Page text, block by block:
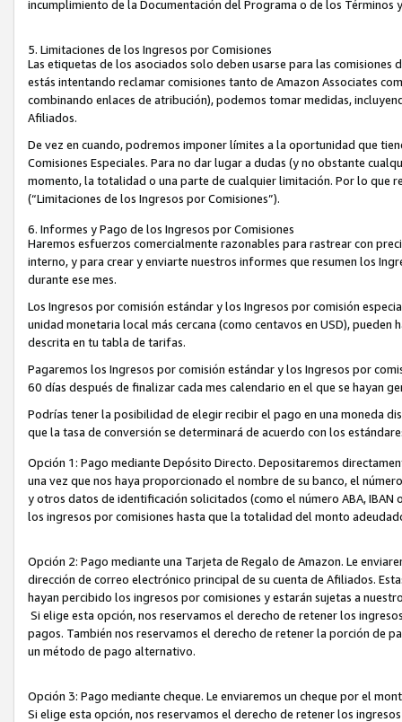
incumplimiento de la Documentación del Programa o de los Términos
5. Limitaciones de los Ingresos por Comisiones
Las etiquetas de los asociados solo deben usarse para las
estás intentando reclamar comisiones tanto de Amazon Associates
combinando enlaces de atribución), podemos tomar medidas,
Afiliados.
De vez en cuando, podremos imponer límites a la oportunidad que
Comisiones Especiales. Para no dar lugar a dudas (y no obstante
momento, la totalidad o una parte de cualquier limitación. Por lo que
(“Limitaciones de los Ingresos por Comisiones”).
6. Informes y Pago de los Ingresos por Comisiones
Haremos esfuerzos comercialmente razonables para rastrear con
interno, y para crear y enviarte nuestros informes que resumen los
durante ese mes.
Los Ingresos por comisión estándar y los Ingresos por comisión
unidad monetaria local más cercana (como centavos en USD),
descrita en tu tabla de tarifas.
Pagaremos los Ingresos por comisión estándar y los Ingresos por
60 días después de finalizar cada mes calendario en el que se hayan
Podrías tener la posibilidad de elegir recibir el pago en una moneda
que la tasa de conversión se determinará de acuerdo con los
Opción 1: Pago mediante Depósito Directo. Depositaremos
una vez que nos haya proporcionado el nombre de su banco, el
y otros datos de identificación solicitados (como el número ABA,
los ingresos por comisiones hasta que la totalidad del monto
Opción 2: Pago mediante una Tarjeta de Regalo de Amazon. Le
dirección de correo electrónico principal de su cuenta de Afiliados.
hayan percibido los ingresos por comisiones y estarán sujetas a
Si elige esta opción, nos reservamos el derecho de retener los
pagos. También nos reservamos el derecho de retener la porción de
un método de pago alternativo.
Opción 3: Pago mediante cheque. Le enviaremos un cheque por el
Si elige esta opción, nos reservamos el derecho de retener los